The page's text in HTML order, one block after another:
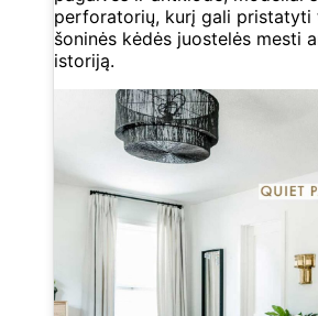
perforatorių, kurį gali pristatyti
šoninės kėdės juostelės mesti
istoriją.